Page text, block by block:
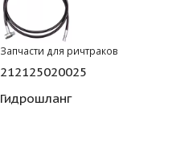
Запчасти для ричтраков
212125020025
Гидрошланг